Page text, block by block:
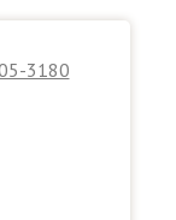
3180